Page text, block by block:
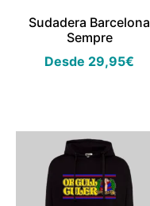
Sudadera Barcelona
Sempre
Desde 29,95€